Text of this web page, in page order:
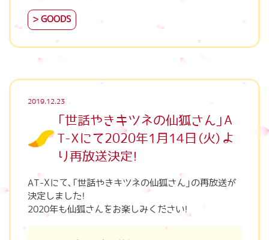
GOODS
2019.12.23
「世話やきキツネの仙狐さん」A
T-Xにて2020年1月14日（火）よ
り再放送決定！
AT-Xにて、「世話やきキツネの仙狐さん」の再放送が
決定しました！
2020年も仙狐さんをお楽しみください！